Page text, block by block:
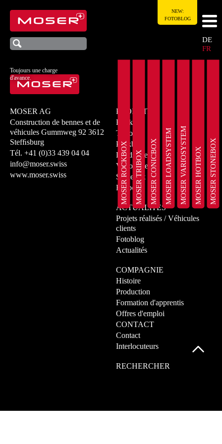
Toujours une charge
d'avance.
DE
FR
NEW:
FOTOBLOG
MOSER ROCKBOXMOSER TRIBOXMOSER CONICBOXMOSER LOADSYSTEMMOSER VARIOSYSTEMMOSER HOTBOXMOSER STONEBOX
MOSER AG
Construction de bennes et de
véhicules Gummweg 92 3612
Stefﬁsburg
Tél. +41 (0)33 439 04 04
info@moser.swiss
www.moser.swiss
PRODUITS
Rockbox
Tribox
Peakbox
Loadsystem
Variosystem
Stonebox
Hotbox
ACTUALITÉS
Projets réalisés / Véhicules
clients
Fotoblog
Actualités
COMPAGNIE
Histoire
Production
Formation d'apprentis
Offres d'emploi
CONTACT
Contact
Interlocuteurs
RECHERCHER